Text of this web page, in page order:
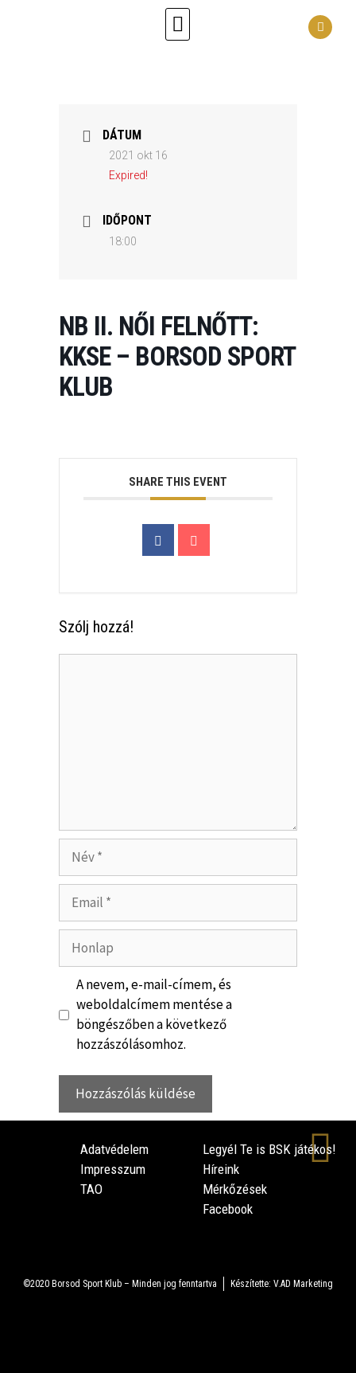
DÁTUM
2021 okt 16
Expired!
IDŐPONT
18:00
NB II. NŐI FELNŐTT:
KKSE – BORSOD SPORT
KLUB
SHARE THIS EVENT
Szólj hozzá!
A nevem, e-mail-címem, és
weboldalcímem mentése a
böngészőben a következő
hozzászólásomhoz.
Adatvédelem
Impresszum
TAO
Legyél Te is BSK játékos!
Híreink
Mérkőzések
Facebook
©2020 Borsod Sport Klub – Minden jog fenntartva Készítette: V.AD Marketing